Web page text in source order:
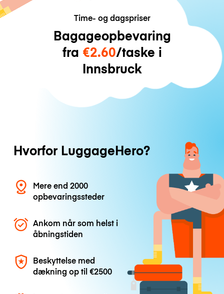
Time- og dagspriser
Bagageopbevaring
fra €2.60/taske i
Innsbruck
Hvorfor LuggageHero?
Mere end 2000
opbevaringssteder
Ankom når som helst i
åbningstiden
Beskyttelse med
dækning op til€2500